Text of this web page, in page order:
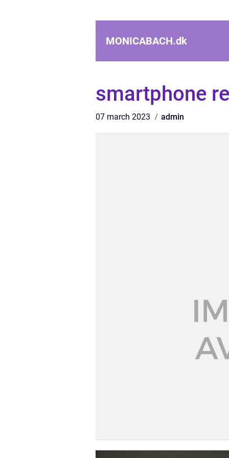
MONICABACH.dk
smartphone
07 march 2023 admin